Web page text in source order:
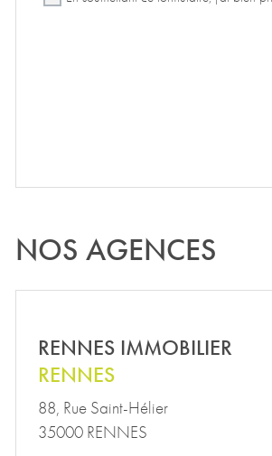
NOS AGENCES
RENNES IMMOBILIER
RENNES
88, Rue Saint-Hélier
35000 RENNES